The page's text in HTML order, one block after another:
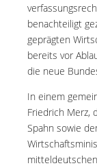
benachteiligt
geprägten
bereits vor
die neue
In einem
Friedrich Merz,
Spahn sowie